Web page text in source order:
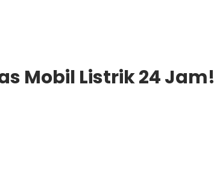
Mobil Listrik 24 Jam!